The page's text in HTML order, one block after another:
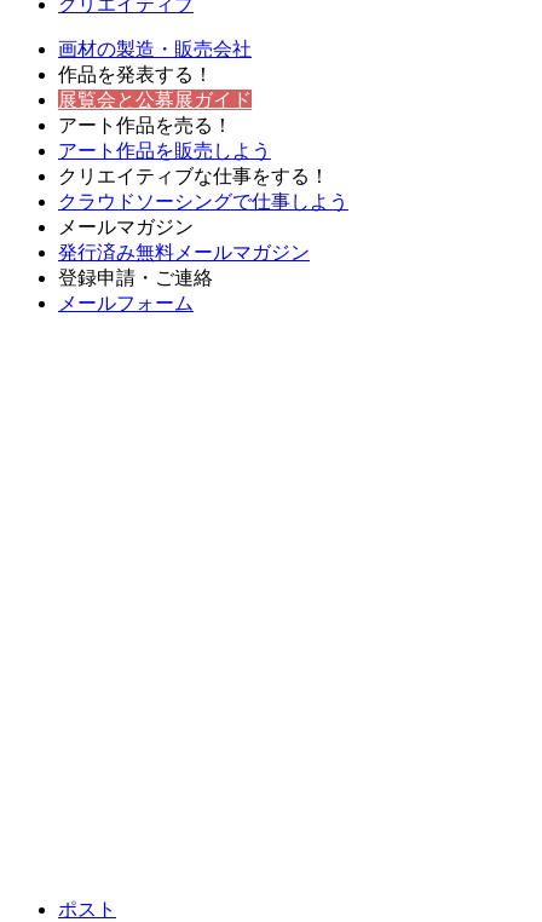
画材の製造・販売会社
作品を発表する！
展覧会と公募展ガイド
アート作品を売る！
アート作品を販売しよう
クリエイティブな仕事をする！
クラウドソーシングで仕事しよう
メールマガジン
発行済み無料メールマガジン
登録申請・ご連絡
メールフォーム
ポスト